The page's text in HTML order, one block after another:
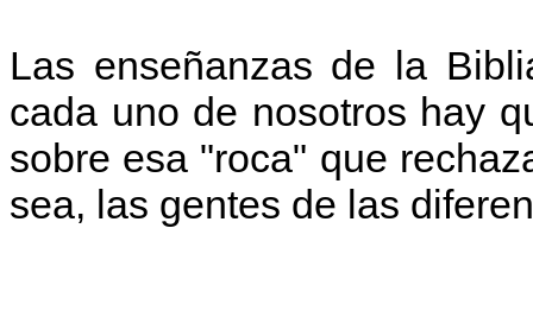
Las enseñanzas de la
cada uno de nosotros hay
sobre esa "roca" que
sea, las gentes de las